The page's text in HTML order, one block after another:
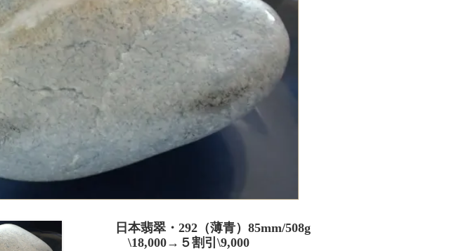
日本翡翠・292（薄青）85mm/508g
\18,000→５割引\9,000